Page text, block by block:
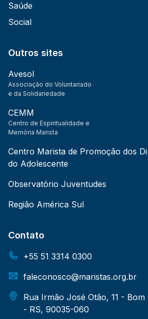
Saúde
Social
Outros sites
Avesol
Associação do Voluntariado
e da Solidariedade
CEMM
Centro de Espiritualidade e
Memória Marista
Centro Marista de Promoção dos
do Adolescente
Observatório Juventudes
Região América Sul
Contato
+55 51 3314 0300
faleconosco@maristas.org.br
Rua Irmão José Otão, 11 -
- RS, 90035-060